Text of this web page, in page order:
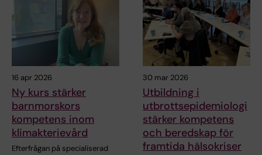
16 apr 2026
Ny kurs stärker
barnmorskors
kompetens inom
klimakterievård
Efterfrågan på specialiserad
30 mar 2026
Utbildning i
utbrottsepidemiologi
stärker kompetens
och beredskap för
framtida hälsokriser